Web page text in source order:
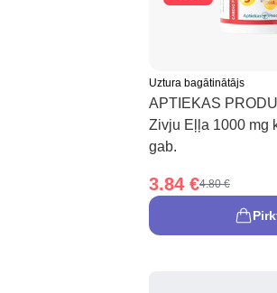
Uztura bagātinātājs
APTIEKAS
Zivju Eļļa 1000 mg
gab.
3.84 €4.80 €